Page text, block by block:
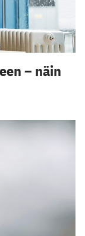
– näin